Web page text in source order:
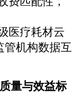
医疗耗材云
管机构数据互
量与效益标